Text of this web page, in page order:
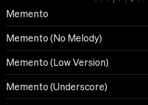
Memento
Memento (No Melody)
Memento (Low Version)
Memento (Underscore)